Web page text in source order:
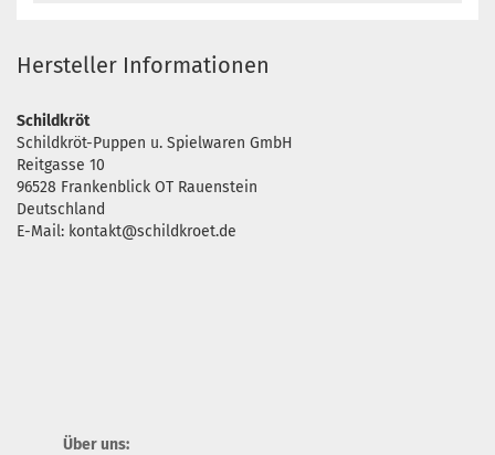
Hersteller Informationen
Schildkröt
Schildkröt-Puppen u. Spielwaren GmbH
Reitgasse 10
96528 Frankenblick OT Rauenstein
Deutschland
E-Mail: kontakt@schildkroet.de
Über uns: